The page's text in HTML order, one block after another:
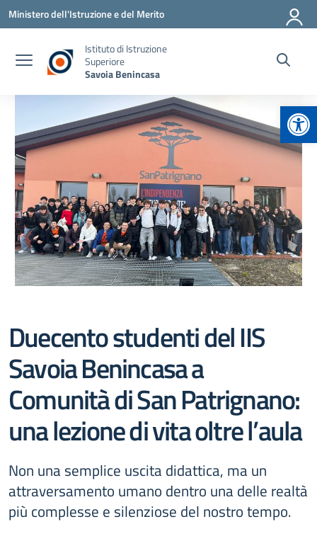
Vai ai contenuti
Vai al menu di navigazione
Vai al footer
Ministero dell'Istruzione e del Merito
Istituto di Istruzione
Superiore
Savoia Benincasa
Duecento studenti del IIS
Savoia Benincasa a
Comunità di San Patrignano:
una lezione di vita oltre l’aula
Non una semplice uscita didattica, ma un
attraversamento umano dentro una delle realtà
più complesse e silenziose del nostro tempo.